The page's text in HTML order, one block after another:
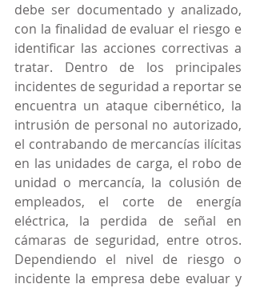
debe ser documentado y analizado,
con la finalidad de evaluar el riesgo e
identificar las acciones correctivas a
tratar. Dentro de los principales
incidentes de seguridad a reportar se
encuentra un ataque cibernético, la
intrusión de personal no autorizado,
el contrabando de mercancías ilícitas
en las unidades de carga, el robo de
unidad o mercancía, la colusión de
empleados, el corte de energía
eléctrica, la perdida de señal en
cámaras de seguridad, entre otros.
Dependiendo el nivel de riesgo o
incidente la empresa debe evaluar y